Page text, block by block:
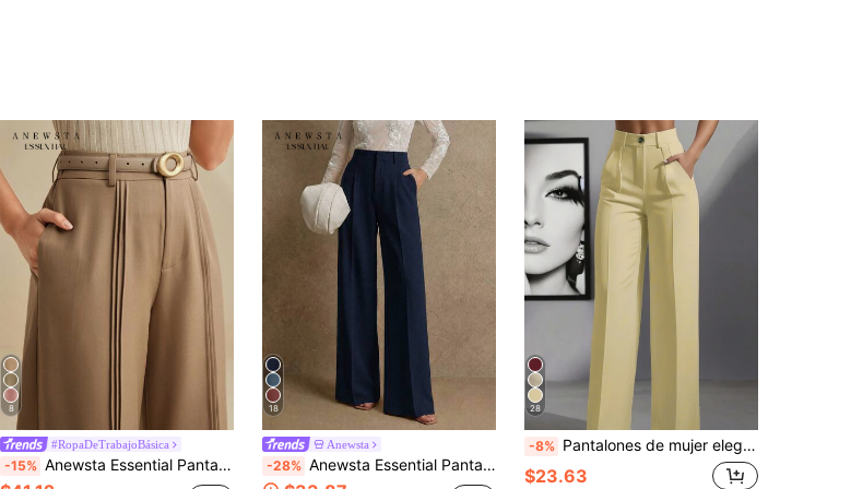
8
#RopaDeTrabajoBásica
-15% Anewsta Essential Pantalones anchos elegantes y elegantes con diseño plisado para mujeres
18
Anewsta
-28% Anewsta Essential Pantalones de traje de pierna recta con bolsillo para mujer Maillard Fashion Commuter
28
-8% Pantalones de mujer elegantes de cintura alta con pliegues y pierna ancha, pantalones de traje casuales para oficina y desplazamientos con bolsillos, caída fluida, otoño
$23.63